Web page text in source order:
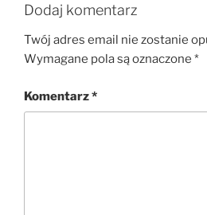
Dodaj komentarz
Twój adres email nie zostanie
Wymagane pola są oznaczone *
Komentarz*